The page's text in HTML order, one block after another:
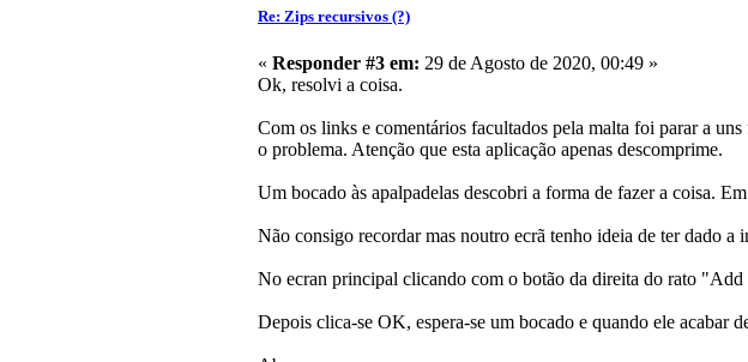
Re: Zips recursivos (?)
« Responder #3 em: 29 de Agosto de 2020, 00:49 »
Ok, resolvi a coisa.
Com os links e comentários facultados pela malta foi parar a
o problema. Atenção que esta aplicação apenas descomprime.
Um bocado às apalpadelas descobri a forma de fazer a
Não consigo recordar mas noutro ecrã tenho ideia de ter dado a
No ecran principal clicando com o botão da direita do rato "Add
Depois clica-se OK, espera-se um bocado e quando ele acabar